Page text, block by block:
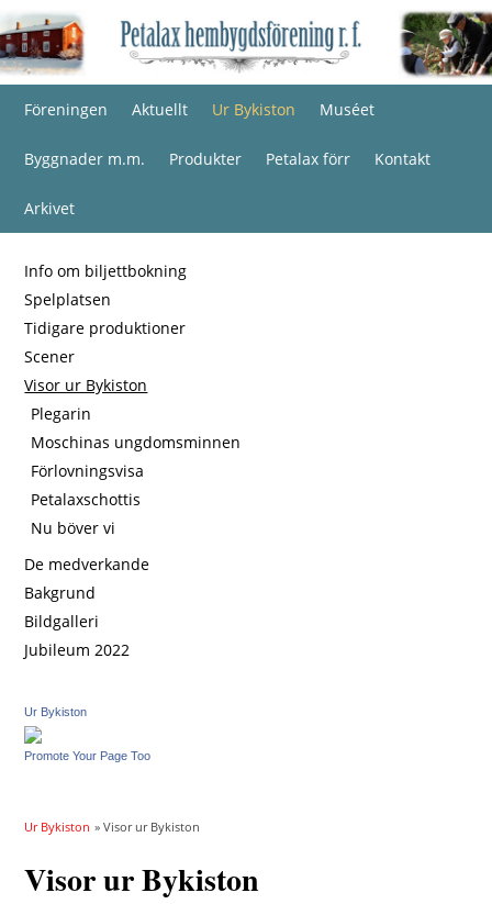
Föreningen Aktuellt Ur Bykiston Muséet
Byggnader m.m. Produkter Petalax förr Kontakt
Arkivet
Info om biljettbokning
Spelplatsen
Tidigare produktioner
Scener
Visor ur Bykiston
Plegarin
Moschinas ungdomsminnen
Förlovningsvisa
Petalaxschottis
Nu böver vi
De medverkande
Bakgrund
Bildgalleri
Jubileum 2022
Ur Bykiston
Promote Your Page Too
Ur Bykiston » Visor ur Bykiston
Visor ur Bykiston